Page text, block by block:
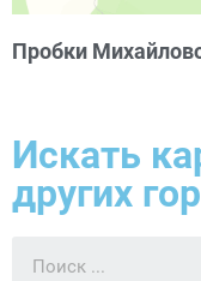
Пробки
Искать
других